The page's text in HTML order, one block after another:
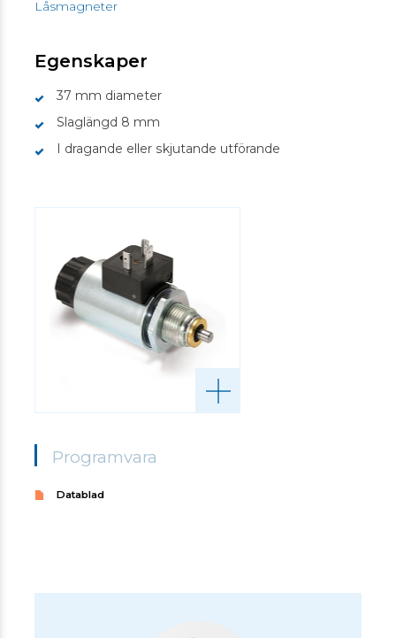
Låsmagneter
Egenskaper
37 mm diameter
Slaglängd 8 mm
I dragande eller skjutande utförande
Programvara
Datablad